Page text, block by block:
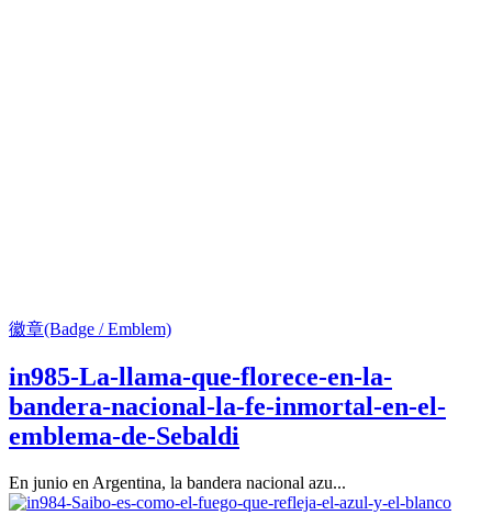
徽章(Badge / Emblem)
in985-La-llama-que-florece-en-la-
bandera-nacional-la-fe-inmortal-en-el-
emblema-de-Sebaldi
En junio en Argentina, la bandera nacional azu...